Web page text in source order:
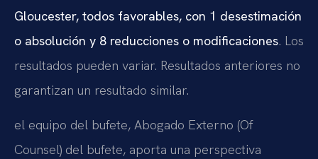
Gloucester, todos favorables, con 1 desestimación
o absolución y 8 reducciones o modificaciones. Los
resultados pueden variar. Resultados anteriores no
garantizan un resultado similar.
el equipo del bufete, Abogado Externo (Of
Counsel) del bufete, aporta una perspectiva